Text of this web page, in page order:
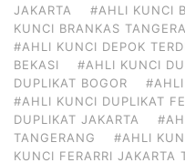
JAKARTA
#AHLI KUNCI
KUNCI BRANKAS
#AHLI KUNCI DEPOK
BEKASI
#AHLI KUNCI
DUPLIKAT BOGOR
#AHLI KUNCI DUPLIKAT
DUPLIKAT JAKARTA
TANGERANG
#AHLI
KUNCI FERARRI JAKARTA